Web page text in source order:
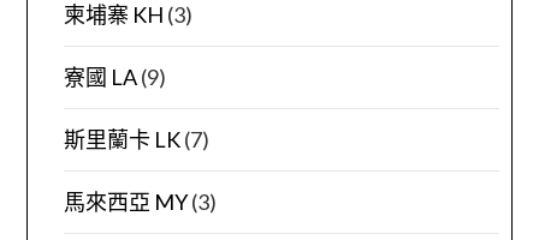
柬埔寨 KH (3)
寮國 LA(9)
斯里蘭卡 LK(7)
馬來西亞 MY(3)